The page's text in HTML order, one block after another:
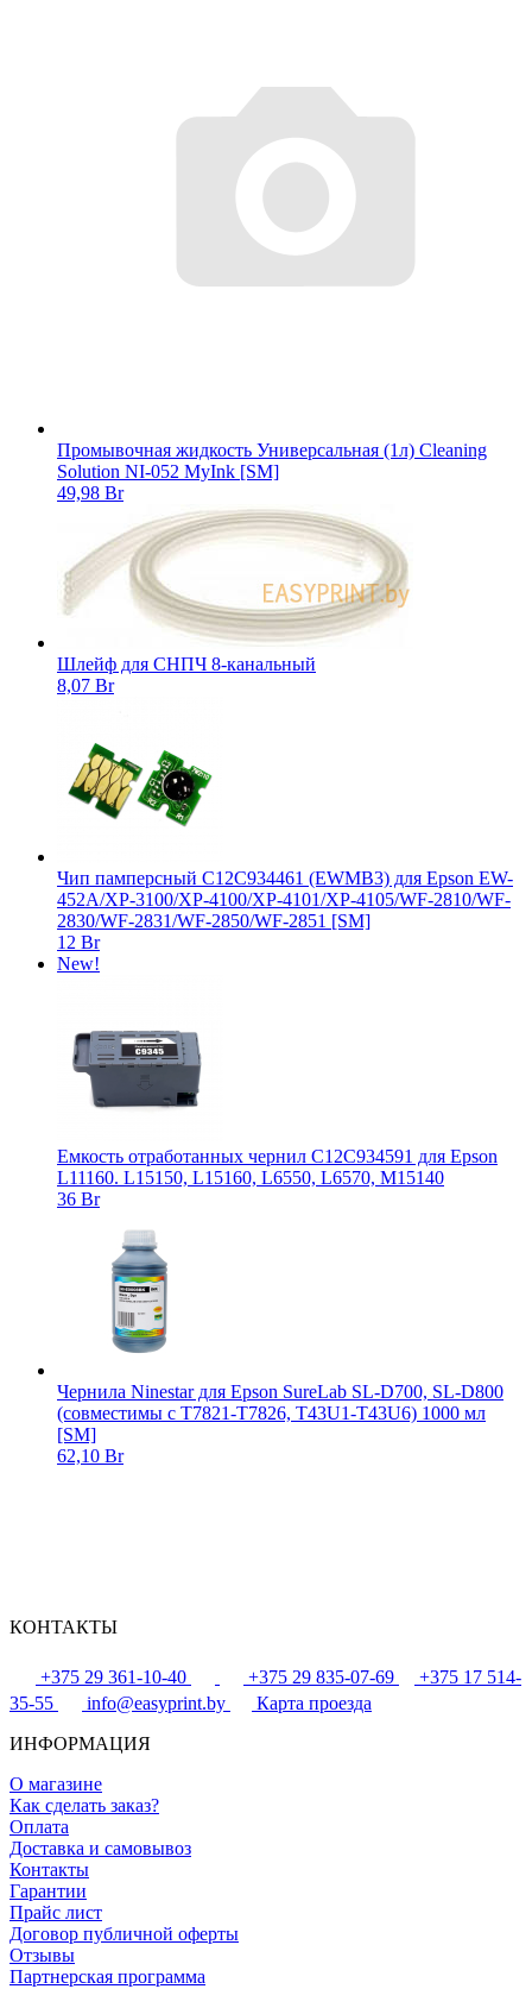
Промывочная жидкость Универсальная (1л) Cleaning
Solution NI-052 MyInk [SM]
49,98 Br
Шлейф для СНПЧ 8-канальный
8,07 Br
Чип памперсный C12C934461 (EWMB3) для Epson EW-
452A/XP-3100/XP-4100/XP-4101/XP-4105/WF-2810/WF-
2830/WF-2831/WF-2850/WF-2851 [SM]
12 Br
New!
Емкость отработанных чернил C12C934591 для Epson
L11160. L15150, L15160, L6550, L6570, M15140
36 Br
Чернила Ninestar для Epson SureLab SL-D700, SL-D800
(совместимы с T7821-T7826, T43U1-T43U6) 1000 мл
[SM]
62,10 Br
КОНТАКТЫ
+375 29 361-10-40 +375 29 835-07-69
+375 17 514-
35-55
info@easyprint.by
Карта проезда
ИНФОРМАЦИЯ
О магазине
Как сделать заказ?
Оплата
Доставка и самовывоз
Контакты
Гарантии
Прайс лист
Договор публичной оферты
Отзывы
Партнерская программа